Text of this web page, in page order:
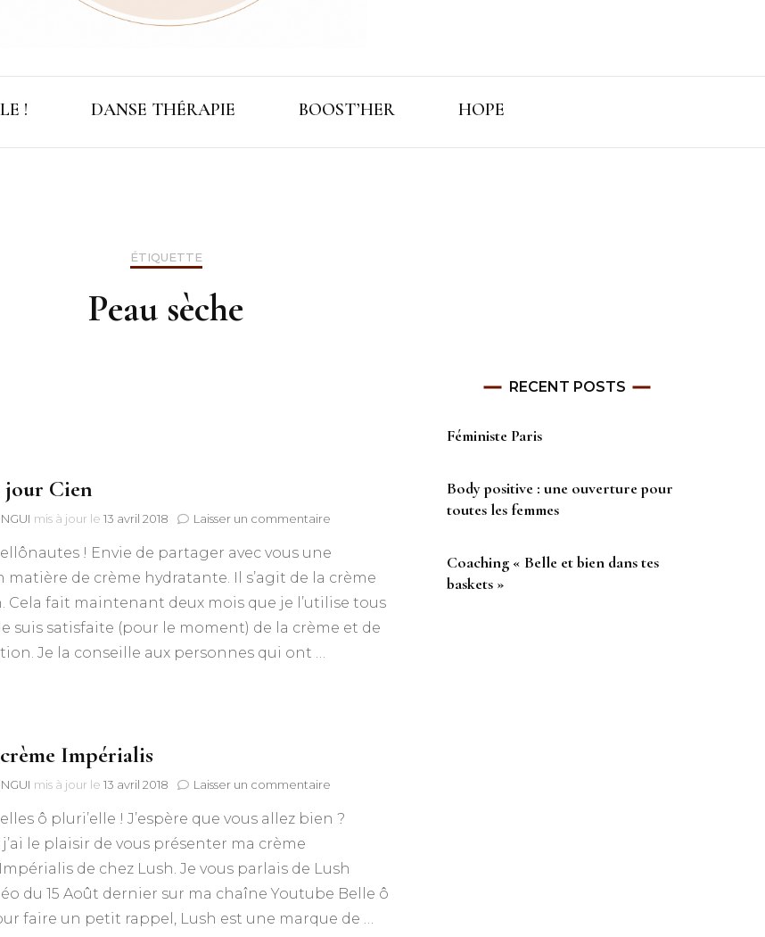
ô Pluri'Elle
! DANSE THÉRAPIE BOOST’HER HOPE
ÉTIQUETTE
Peau sèche
jour Cien
mis à jour le 13 avril 2018 Laisser un commentaire
de
jour
! Envie de partager avec vous une
matière de crème hydratante. Il s’agit de la crème
Cela fait maintenant deux mois que je l’utilise tous
suis satisfaite (pour le moment) de la crème et de
Je la conseille aux personnes qui ont …
Impérialis
mis à jour le 13 avril 2018 Laisser un commentaire
ma
ô pluri’elle ! J’espère que vous allez bien ?
le plaisir de vous présenter ma crème
de chez Lush. Je vous parlais de Lush
du 15 Août dernier sur ma chaîne Youtube Belle ô
faire un petit rappel, Lush est une marque de …
RECENT POSTS
Féministe Paris
Body positive : une ouverture pour
toutes les femmes
Coaching « Belle et bien dans tes
baskets »